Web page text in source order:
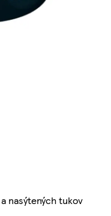
nasýtených tukov